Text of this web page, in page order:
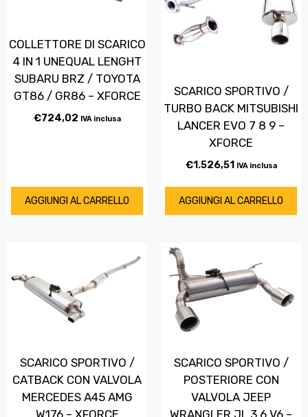
COLLETTORE DI SCARICO
4 IN 1 UNEQUAL LENGHT
SUBARU BRZ / TOYOTA
GT86 / GR86 – XFORCE
€724,02 IVA inclusa
AGGIUNGI AL CARRELLO
SCARICO SPORTIVO /
TURBO BACK MITSUBISHI
LANCER EVO 7 8 9 –
XFORCE
€1.526,51 IVA inclusa
AGGIUNGI AL CARRELLO
SCARICO SPORTIVO /
CATBACK CON VALVOLA
MERCEDES A45 AMG
W176 – XFORCE
SCARICO SPORTIVO /
POSTERIORE CON
VALVOLA JEEP
WRANGLER JL 3.6 V6 –